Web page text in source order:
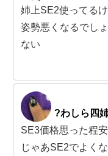
姉上SE2使ってる
姿勢悪くなるでし
ない
?わしら四
SE3価格思った程
じゃあSE2でよく